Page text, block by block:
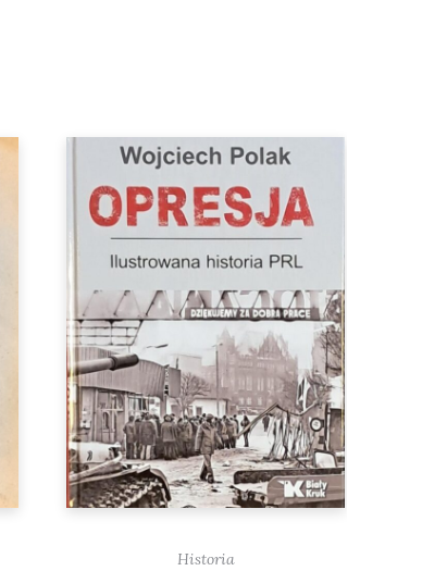
Historia